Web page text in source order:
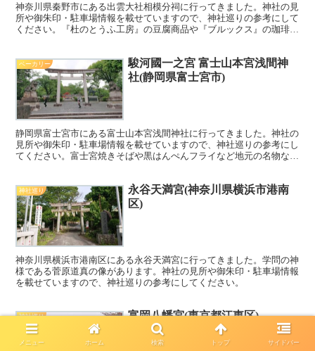
神奈川県秦野市にある出雲大社相模分祠に行ってきました。神社の見
所や御朱印・駐車場情報を載せていますので、神社巡りの参考にして
ください。『杜のとうふ工房』の豆腐商品や『ブルックス』の珈琲、
ベーカリー
駿河國一之宮 富士山本宮浅間神
社(静岡県富士宮市)
静岡県富士宮市にある富士山本宮浅間神社に行ってきました。神社の
見所や御朱印・駐車場情報を載せていますので、神社巡りの参考にし
てください。富士宮焼きそばや黒はんぺんフライなど地元の名物など
神社巡り
永谷天満宮(神奈川県横浜市港南
区)
神奈川県横浜市港南区にある永谷天満宮に行ってきました。学問の神
様である菅原道真の像があります。神社の見所や御朱印・駐車場情報
を載せていますので、神社巡りの参考にしてください。
神社巡り 富岡八幡宮(東京都江東区)
メニュー ホーム 検索 トップ サイドバー